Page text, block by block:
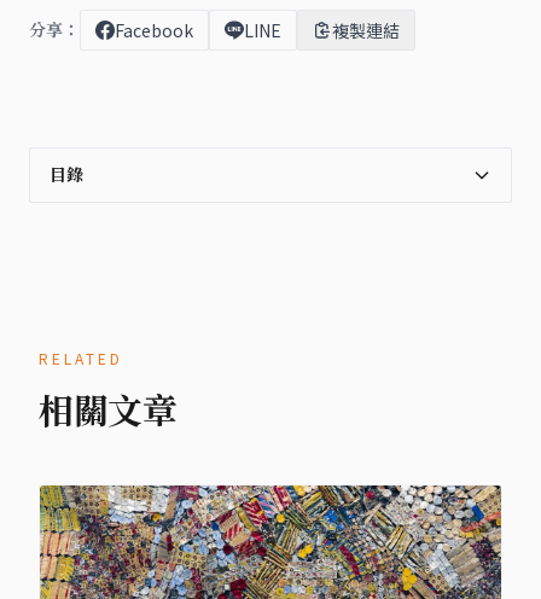
分享： Facebook LINE 複製連結
目錄
RELATED
相關文章